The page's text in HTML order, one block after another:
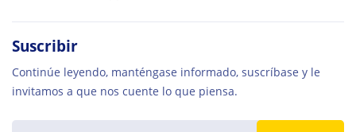
Suscribir
Continúe leyendo, manténgase informado, suscríbase y le
invitamos a que nos cuente lo que piensa.